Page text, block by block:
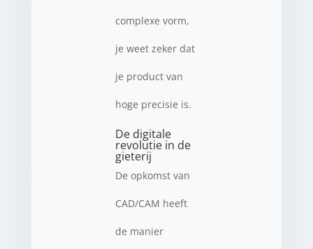
complexe vorm,
je weet zeker dat
je product van
hoge precisie is.
De digitale
revolutie in de
gieterij
De opkomst van
CAD/CAM heeft
de manier